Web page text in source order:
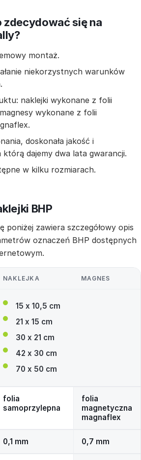
zdecydować się na
montaż.
niekorzystnych warunków
naklejki wykonane z folii
wykonane z folii
doskonała jakość i
którą dajemy dwa lata gwarancji.
w kilku rozmiarach.
BHP
poniżej zawiera szczegółowy opis
oznaczeń BHP dostępnych
NAKLEJKA MAGNES
15 x 10,5 cm
21 x 15 cm
30 x 21 cm
42 x 30 cm
70 x 50 cm
folia
samoprzylepna
folia
magnetyczna
magnaflex
0,1 mm 0,7 mm